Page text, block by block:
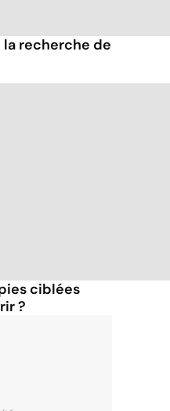
la recherche de
ciblées
?